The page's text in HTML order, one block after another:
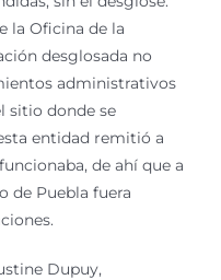
la Oficina de la
desglosada no
administrativos
sitio donde se
entidad remitió a
de ahí que a
de Puebla fuera
Dupuy,